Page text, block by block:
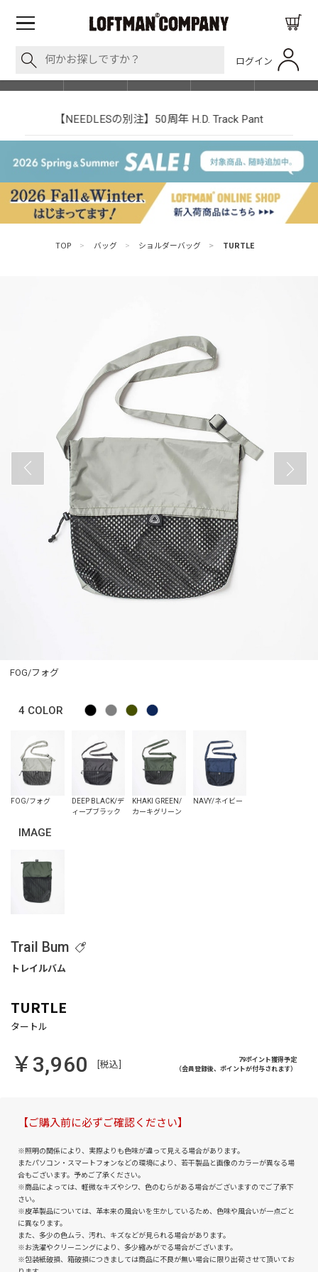
ログイン
SHOP LIST
【NEEDLESの別注】50周年 H.D. Track Pant
TOP > バッグ > ショルダーバッグ > TURTLE
FOG/フォグ
4COLOR
IMAGE
Trail Bum
TURTLE
￥3,960 [税込]
79ポイント獲得予定
（会員登録後、ポイントが付与されます）
【ご購入前に必ずご確認ください】
※照明の関係により、実際よりも色味が違って見える場合があります。
またパソコン・スマートフォンなどの環境により、若干製品と画像のカラーが異なる場
合もございます。予めご了承ください。
※商品によっては、軽微なキズやシワ、色のむらがある場合がございますのでご了承下
さい。
※皮革製品については、革本来の風合いを生かしているため、色味や風合いが一点ごと
に異なります。
また、多少の色ムラ、汚れ、キズなどが見られる場合があります。
※お洗濯やクリーニングにより、多少縮みがでる場合がございます。
※包装紙破損、箱破損につきましては商品に不良が無い場合に限り出荷させて頂いてお